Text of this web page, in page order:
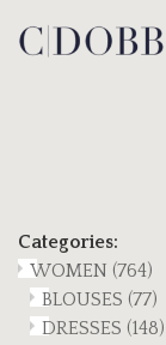
Categories:
WOMEN (764)
BLOUSES (77)
DRESSES (148)